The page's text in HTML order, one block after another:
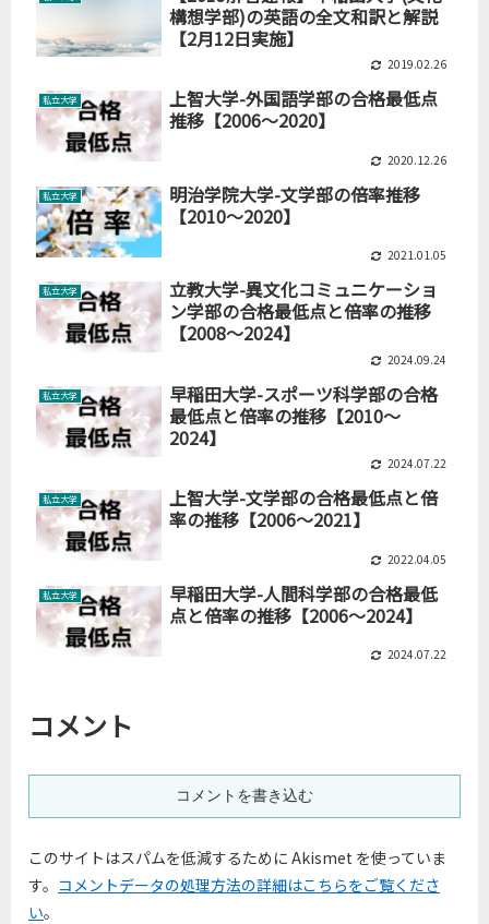
構想学部)の英語の全文和訳と解説
【2月12日実施】
2019.02.26
私立大学
上智大学-外国語学部の合格最低点
推移【2006～2020】
2020.12.26
私立大学
明治学院大学-文学部の倍率推移
【2010～2020】
2021.01.05
私立大学
立教大学-異文化コミュニケーショ
ン学部の合格最低点と倍率の推移
【2008～2024】
2024.09.24
私立大学
早稲田大学-スポーツ科学部の合格
最低点と倍率の推移【2010～
2024】
2024.07.22
私立大学
上智大学-文学部の合格最低点と倍
率の推移【2006～2021】
2022.04.05
私立大学
早稲田大学-人間科学部の合格最低
点と倍率の推移【2006～2024】
2024.07.22
コメント
コメントを書き込む
このサイトはスパムを低減するために Akismet を使っていま
す。 コメントデータの処理方法の詳細はこちらをご覧くださ
い。